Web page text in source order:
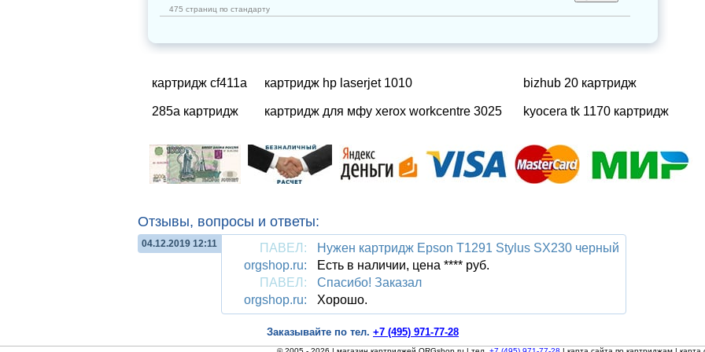
475 страниц по стандарту
картридж cf411a картридж hp laserjet 1010 bizhub 20 картридж
285а картридж картридж для мфу xerox workcentre 3025 kyocera tk 1170 картридж
Отзывы, вопросы и ответы:
04.12.2019 12:11 ПАВЕЛ:
Нужен картридж Epson Т1291 Stylus SX230 черный
orgshop.ru:
Есть в наличии, цена **** руб.
ПАВЕЛ:
Спасибо! Заказал
orgshop.ru:
Хорошо.
Заказывайте по тел. +7 (495) 971-77-28